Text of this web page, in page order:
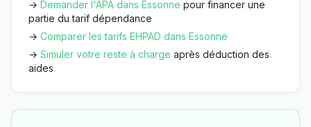
→ Demander l'APA dans Essonne pour financer une
partie du tarif dépendance
→ Comparer les tarifs EHPAD dans Essonne
→ Simuler votre reste à charge après déduction des
aides